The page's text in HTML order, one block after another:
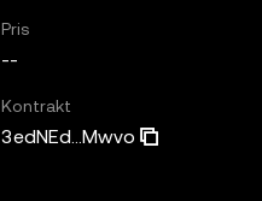
Pris
--
Kontrakt
3edNEd...Mwvo